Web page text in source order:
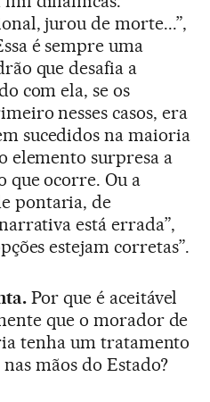
jurou de morte...”,
é sempre uma
que desafia a
com ela, se os
nesses casos, era
sucedidos na maioria
elemento surpresa a
que ocorre. Ou a
pontaria, de
está errada”,
estejam corretas”.
Por que é aceitável
que o morador de
tenha um tratamento
mãos do Estado?